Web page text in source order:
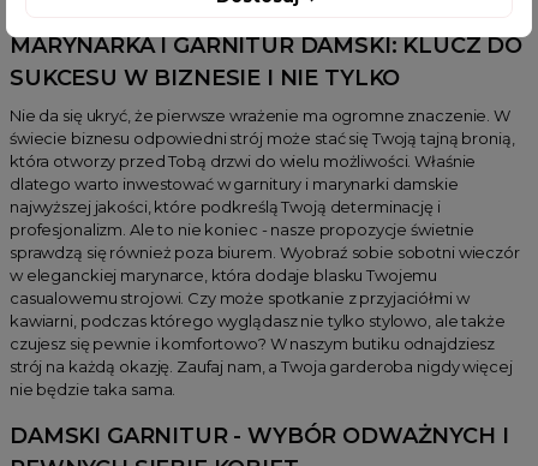
MARYNARKA I GARNITUR DAMSKI: KLUCZ DO
SUKCESU W BIZNESIE I NIE TYLKO
Nie da się ukryć, że pierwsze wrażenie ma ogromne znaczenie. W
świecie biznesu odpowiedni strój może stać się Twoją tajną bronią,
która otworzy przed Tobą drzwi do wielu możliwości. Właśnie
dlatego warto inwestować w garnitury i marynarki damskie
najwyższej jakości, które podkreślą Twoją determinację i
profesjonalizm. Ale to nie koniec - nasze propozycje świetnie
sprawdzą się również poza biurem. Wyobraź sobie sobotni wieczór
w eleganckiej marynarce, która dodaje blasku Twojemu
casualowemu strojowi. Czy może spotkanie z przyjaciółmi w
kawiarni, podczas którego wyglądasz nie tylko stylowo, ale także
czujesz się pewnie i komfortowo? W naszym butiku odnajdziesz
strój na każdą okazję. Zaufaj nam, a Twoja garderoba nigdy więcej
nie będzie taka sama.
DAMSKI GARNITUR - WYBÓR ODWAŻNYCH I